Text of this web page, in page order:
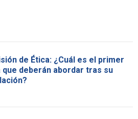
de Ética: ¿Cuál es el primer
que deberán abordar tras su